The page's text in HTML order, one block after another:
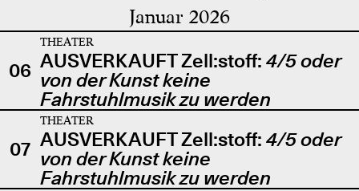
Januar 2026
06
THEATER
AUSVERKAUFT Zell:stoff: 4/5 oder
von der Kunst keine
Fahrstuhlmusik zu werden
07
THEATER
AUSVERKAUFT Zell:stoff: 4/5 oder
von der Kunst keine
Fahrstuhlmusik zu werden